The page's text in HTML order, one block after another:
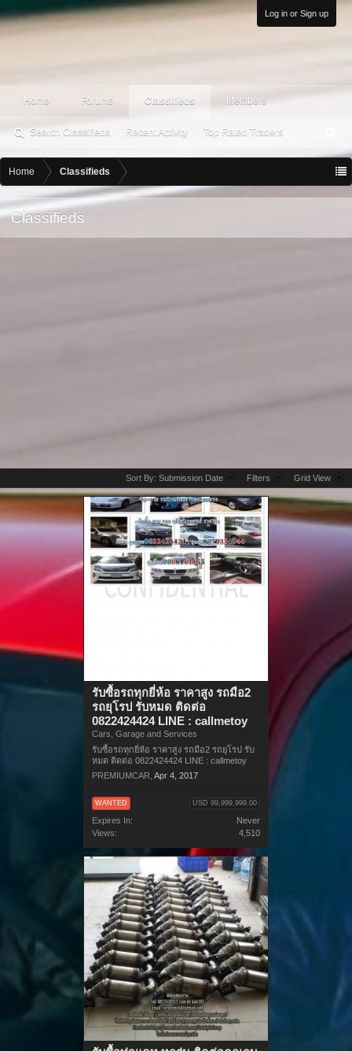
Log in or Sign up
Home Forums Classifieds
Search Classifieds Recent Activity Top Rated Traders
Members
ea
h
Home Classifieds
Classifieds
Sort By: Submission Date Filters Grid View
รับซื้อรถทุกยี่ห้อ ราคาสูง รถมือ2
รถยุโรป รับหมด ติดต่อ
0822424424 LINE : callmetoy
Cars, Garage and Services
รับซื้อรถทุกยี่ห้อ ราคาสูง รถมือ2 รถยุโรป รับ
หมด ติดต่อ 0822424424 LINE : callmetoy
PREMIUMCAR Apr 4, 2017
WANTED USD 99,999,999.00
Expires In:
Never
Views:
4,510